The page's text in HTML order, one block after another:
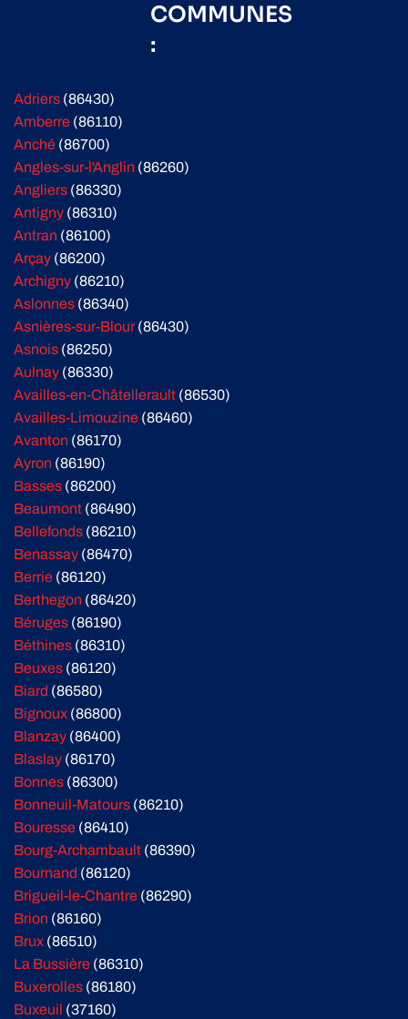
COMMUNES
:
Adriers (86430)
Amberre (86110)
Anché (86700)
Angles-sur-l'Anglin (86260)
Angliers (86330)
Antigny (86310)
Antran (86100)
Arçay (86200)
Archigny (86210)
Aslonnes (86340)
Asnières-sur-Blour(86430)
Asnois (86250)
Aulnay (86330)
Availles-en-Châtellerault (86530)
Availles-Limouzine (86460)
Avanton (86170)
Ayron (86190)
Basses (86200)
Beaumont (86490)
Bellefonds (86210)
Benassay (86470)
Berrie (86120)
Berthegon (86420)
Béruges (86190)
Béthines (86310)
Beuxes (86120)
Biard (86580)
Bignoux (86800)
Blanzay (86400)
Blaslay (86170)
Bonnes (86300)
Bonneuil-Matours (86210)
Bouresse (86410)
Bourg-Archambault (86390)
Bournand (86120)
Brigueil-le-Chantre (86290)
Brion (86160)
Brux (86510)
La Bussière (86310)
Buxerolles (86180)
Buxeuil (37160)